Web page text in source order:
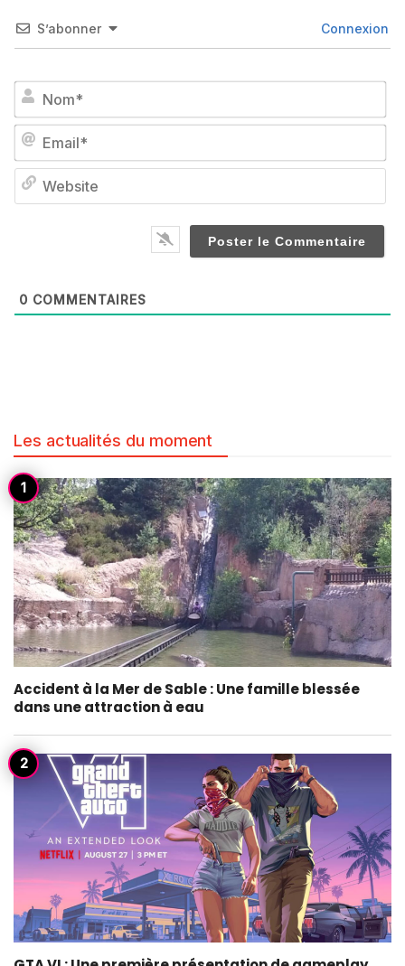
S’abonner Connexion
0 COMMENTAIRES
Les actualités du moment
Accident à la Mer de Sable : Une famille blessée
dans une attraction à eau